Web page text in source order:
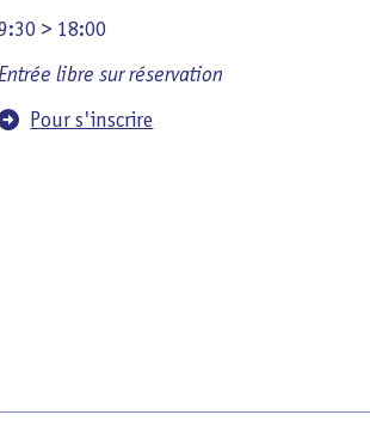
> 18:00
libre sur réservation
Pour s'inscrire